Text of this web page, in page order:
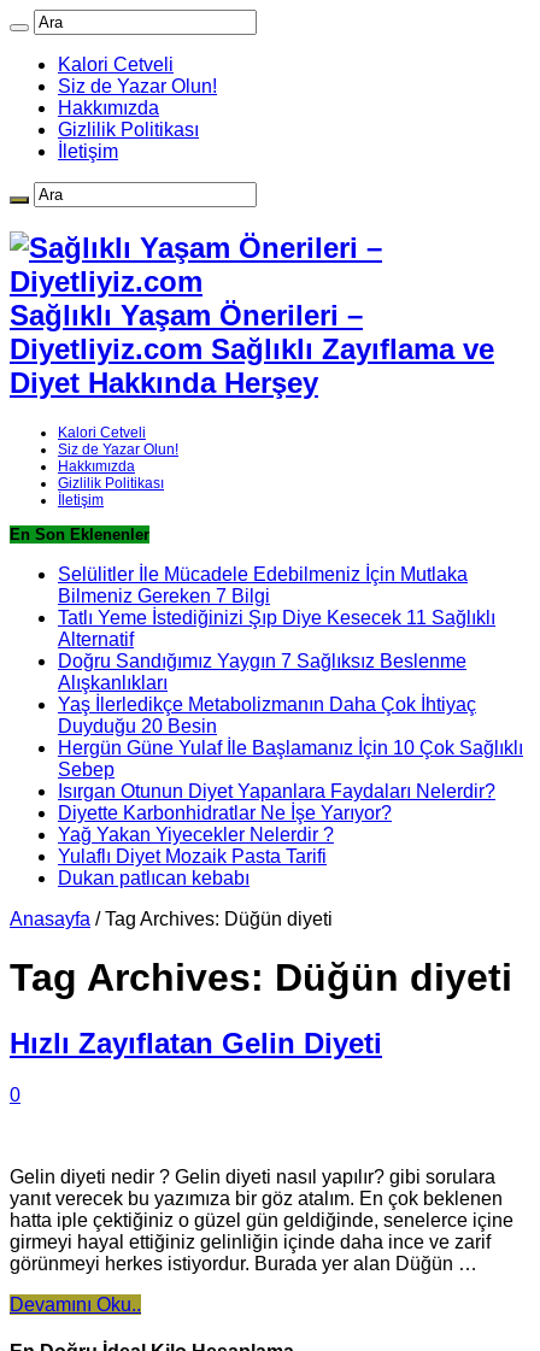
Kalori Cetveli
Siz de Yazar Olun!
Hakkımızda
Gizlilik Politikası
İletişim
Sağlıklı Yaşam Önerileri –
Diyetliyiz.com Sağlıklı Zayıflama ve
Diyet Hakkında Herşey
Kalori Cetveli
Siz de Yazar Olun!
Hakkımızda
Gizlilik Politikası
İletişim
En Son Eklenenler
Selülitler İle Mücadele Edebilmeniz İçin Mutlaka
Bilmeniz Gereken 7 Bilgi
Tatlı Yeme İstediğinizi Şıp Diye Kesecek 11 Sağlıklı
Alternatif
Doğru Sandığımız Yaygın 7 Sağlıksız Beslenme
Alışkanlıkları
Yaş İlerledikçe Metabolizmanın Daha Çok İhtiyaç
Duyduğu 20 Besin
Hergün Güne Yulaf İle Başlamanız İçin 10 Çok Sağlıklı
Sebep
Isırgan Otunun Diyet Yapanlara Faydaları Nelerdir?
Diyette Karbonhidratlar Ne İşe Yarıyor?
Yağ Yakan Yiyecekler Nelerdir ?
Yulaflı Diyet Mozaik Pasta Tarifi
Dukan patlıcan kebabı
Anasayfa / Tag Archives: Düğün diyeti
Tag Archives: Düğün diyeti
Hızlı Zayıflatan Gelin Diyeti
0
Gelin diyeti nedir ? Gelin diyeti nasıl yapılır? gibi sorulara
yanıt verecek bu yazımıza bir göz atalım. En çok beklenen
hatta iple çektiğiniz o güzel gün geldiğinde, senelerce içine
girmeyi hayal ettiğiniz gelinliğin içinde daha ince ve zarif
görünmeyi herkes istiyordur. Burada yer alan Düğün …
Devamını Oku..